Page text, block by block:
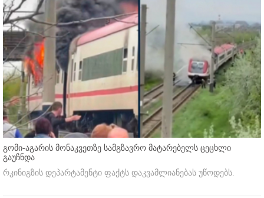
გომი-აგარის მონაკვეთზე სამგზავრო მატარებელს ცეცხლი
გაუჩნდა
რკინიგზის დეპარტამენტი ფაქტს დაკვამლიანებას უწოდებს.